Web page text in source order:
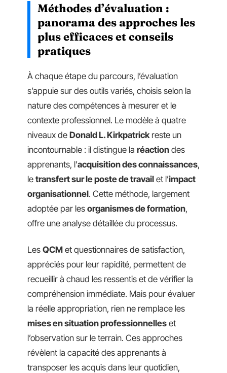
Méthodes d’évaluation :
panorama des approches les
plus efficaces et conseils
pratiques
À chaque étape du parcours, l’évaluation
s’appuie sur des outils variés, choisis selon la
nature des compétences à mesurer et le
contexte professionnel. Le modèle à quatre
niveaux de Donald L. Kirkpatrickreste un
incontournable : il distingue la réaction des
apprenants, l’acquisition des connaissances,
le transfert sur le poste de travail et l’impact
organisationnel. Cette méthode, largement
adoptée par les organismes de formation,
offre une analyse détaillée du processus.
Les QCM et questionnaires de satisfaction,
appréciés pour leur rapidité, permettent de
recueillir à chaud les ressentis et de vérifier la
compréhension immédiate. Mais pour évaluer
la réelle appropriation, rien ne remplace les
mises en situation professionnelles et
l’observation sur le terrain. Ces approches
révèlent la capacité des apprenants à
transposer les acquis dans leur quotidien,